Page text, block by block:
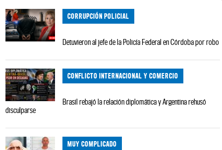
CORRUPCIÓN POLICIAL
Detuvieron al jefe de la Policía Federal en Córdoba por robo
CONFLICTO INTERNACIONAL Y COMERCIO
Brasil rebajó la relación diplomática y Argentina rehusó
disculparse
MUY COMPLICADO